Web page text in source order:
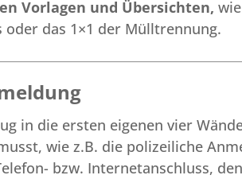
Vorlagen und Übersichten,
oder das 1×1 der Mülltrennung.
in die ersten eigenen vier
wie z.B. die polizeiliche
bzw. Internetanschluss,